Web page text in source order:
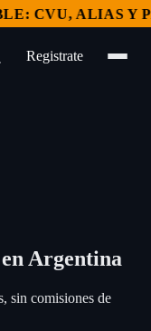
CVU, ALIAS Y
Registrate
Argentina
sin comisiones de